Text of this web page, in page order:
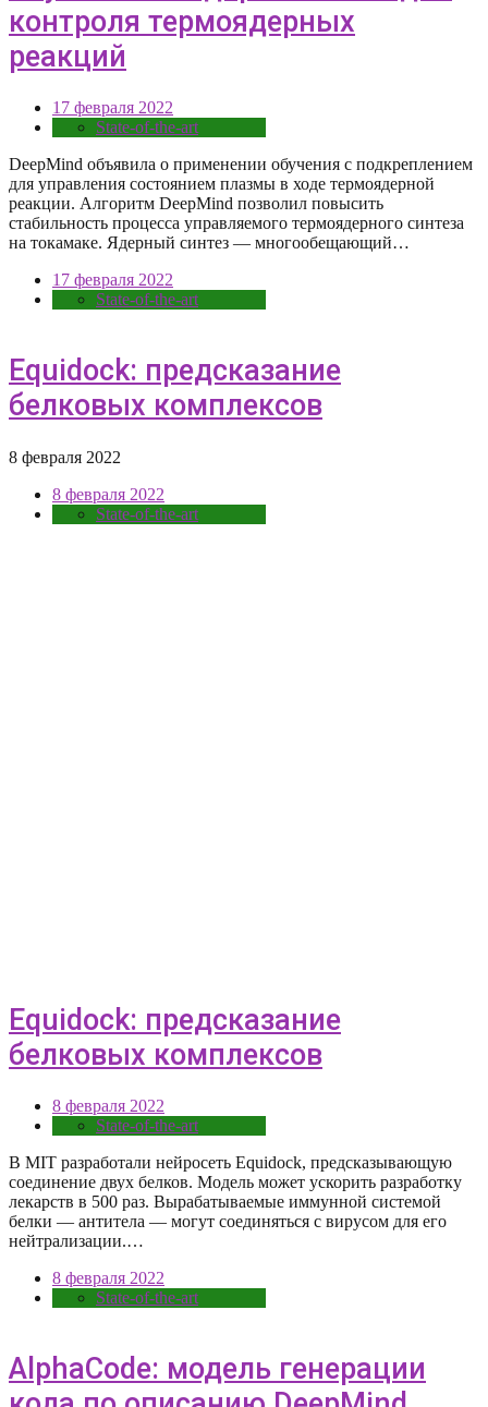
контроля термоядерных
реакций
17 февраля 2022
State-of-the-art
DeepMind объявила о применении обучения с подкреплением
для управления состоянием плазмы в ходе термоядерной
реакции. Алгоритм DeepMind позволил повысить
стабильность процесса управляемого термоядерного синтеза
на токамаке. Ядерный синтез — многообещающий…
17 февраля 2022
State-of-the-art
Equidock: предсказание
белковых комплексов
8 февраля 2022
8 февраля 2022
State-of-the-art
Equidock: предсказание
белковых комплексов
8 февраля 2022
State-of-the-art
В MIT разработали нейросеть Equidock, предсказывающую
соединение двух белков. Модель может ускорить разработку
лекарств в 500 раз. Вырабатываемые иммунной системой
белки — антитела — могут соединяться с вирусом для его
нейтрализации.…
8 февраля 2022
State-of-the-art
AlphaCode: модель генерации